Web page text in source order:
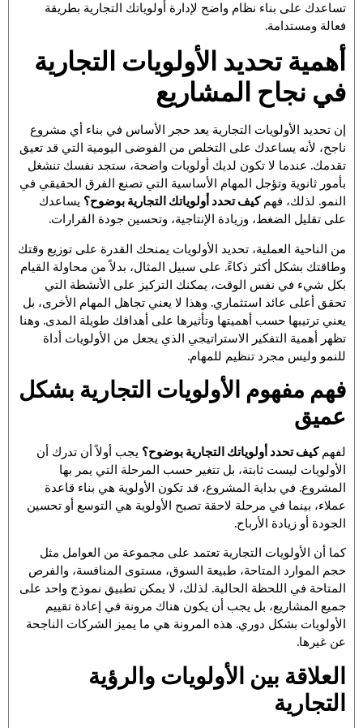
تساعدك على بناء نظام واضح لإدارة أولوياتك التجارية بطريقة
فعالة ومستدامة.
أهمية تحديد الأولويات التجارية
في نجاح المشاريع
إن تحديد الأولويات التجارية يعد حجر الأساس في بناء أي مشروع
ناجح، لأنه يساعدك على التخلص من الفوضى اليومية التي قد تعيق
تقدمك. عندما لا تكون لديك أولويات واضحة، ستجد نفسك تنشغل
بأمور ثانوية وتؤجل المهام الأساسية التي تصنع الفرق الحقيقي في
النمو. لذلك، فهمكيف تحدد أولوياتك التجارية بوضوح؟ يساعدك
على تقليل الضغط، وزيادة الإنتاجية، وتحسين جودة القرارات.
من الناحية العملية، تحديد الأولويات يمنحك القدرة على توزيع وقتك
وطاقتك بشكل أكثر ذكاءً. على سبيل المثال، بدلاً من محاولة القيام
بكل شيء في نفس الوقت، يمكنك التركيز على الأنشطة التي
تحقق أعلى عائد استثماري. وهذا لا يعني تجاهل المهام الأخرى، بل
يعني ترتيبها حسب أهميتها وتأثيرها على أهدافك طويلة المدى. وهنا
تظهر أهمية التفكير الاستراتيجي الذي يجعل من الأولويات أداة
للنمو وليس مجرد تنظيم للمهام.
فهم مفهوم الأولويات التجارية بشكل
عميق
لفهمكيف تحدد أولوياتك التجارية بوضوح؟ يجب أولاً أن تدرك أن
الأولويات ليست ثابتة، بل تتغير حسب المرحلة التي يمر بها
المشروع. في بداية المشروع، قد تكون الأولوية هي بناء قاعدة
عملاء، بينما في مرحلة لاحقة تصبح الأولوية هي التوسع أو تحسين
الجودة أو زيادة الأرباح.
كما أن الأولويات التجارية تعتمد على مجموعة من العوامل مثل
حجم الموارد المتاحة، طبيعة السوق، مستوى المنافسة، والفرص
المتاحة في اللحظة الحالية. لذلك، لا يمكن تطبيق نموذج واحد على
جميع المشاريع، بل يجب أن يكون هناك مرونة في إعادة تقييم
الأولويات بشكل دوري. هذه المرونة هي ما يميز الشركات الناجحة
عن غيرها.
العلاقة بين الأولويات والرؤية
التجارية